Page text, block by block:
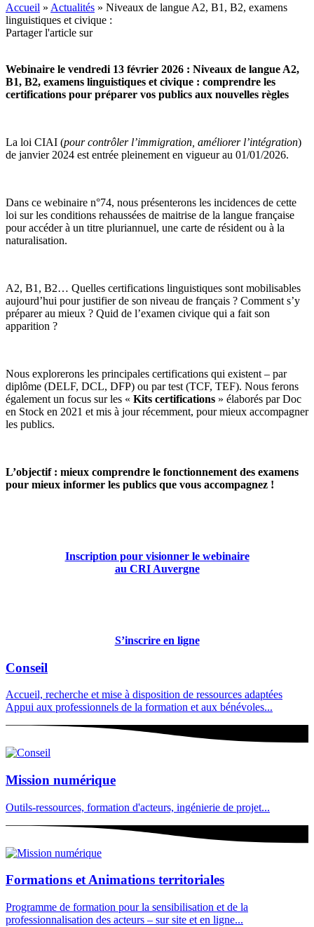
Accueil » Actualités » Niveaux de langue A2, B1, B2, examens
linguistiques et civique :
Partager l'article sur
Webinaire le vendredi 13 février 2026 : Niveaux de langue A2,
B1, B2, examens linguistiques et civique : comprendre les
certifications pour préparer vos publics aux nouvelles règles
La loi CIAI (pour contrôler l’immigration, améliorer l’intégration)
de janvier 2024 est entrée pleinement en vigueur au 01/01/2026.
Dans ce webinaire n°74, nous présenterons les incidences de cette
loi sur les conditions rehaussées de maitrise de la langue française
pour accéder à un titre pluriannuel, une carte de résident ou à la
naturalisation.
A2, B1, B2… Quelles certifications linguistiques sont mobilisables
aujourd’hui pour justifier de son niveau de français ? Comment s’y
préparer au mieux ? Quid de l’examen civique qui a fait son
apparition ?
Nous explorerons les principales certifications qui existent – par
diplôme (DELF, DCL, DFP) ou par test (TCF, TEF). Nous ferons
également un focus sur les « Kits certifications » élaborés par Doc
en Stock en 2021 et mis à jour récemment, pour mieux accompagner
les publics.
L’objectif : mieux comprendre le fonctionnement des examens
pour mieux informer les publics que vous accompagnez !
Inscription pour visionner le webinaire
au CRI Auvergne
S’inscrire en ligne
Conseil
Accueil, recherche et mise à disposition de ressources adaptées
Appui aux professionnels de la formation et aux bénévoles...
Mission numérique
Outils-ressources, formation d'acteurs, ingénierie de projet...
Formations et Animations territoriales
Programme de formation pour la sensibilisation et de la
professionnalisation des acteurs – sur site et en ligne...